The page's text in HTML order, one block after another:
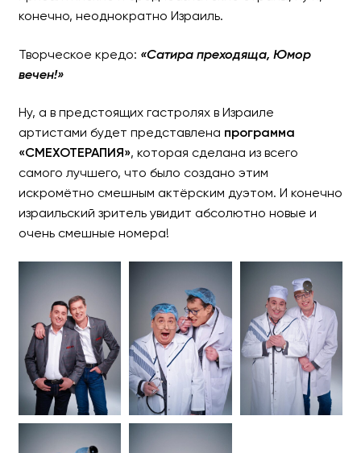
конечно, неоднократно Израиль.
Творческое кредо: «Сатира преходяща, Юмор
вечен!»
Ну, а в предстоящих гастролях в Израиле
артистами будет представлена программа
«СМЕХОТЕРАПИЯ», которая сделана из всего
самого лучшего, что было создано этим
искромётно смешным актёрским дуэтом. И конечно
израильский зритель увидит абсолютно новые и
очень смешные номера!